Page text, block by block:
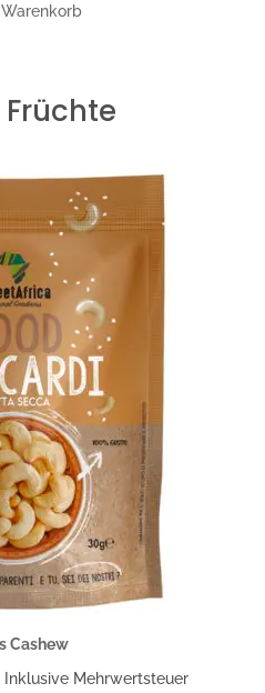
Warenkorb
Cashew
Preisspanne:
Inklusive Mehrwertsteuer